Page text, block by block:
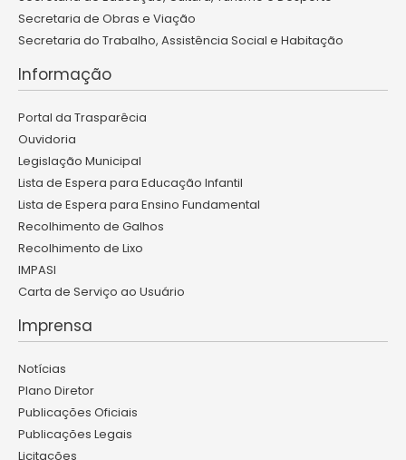
Secretaria de Obras e Viação
Secretaria do Trabalho, Assistência Social e Habitação
Informação
Portal da Trasparêcia
Ouvidoria
Legislação Municipal
Lista de Espera para Educação Infantil
Lista de Espera para Ensino Fundamental
Recolhimento de Galhos
Recolhimento de Lixo
IMPASI
Carta de Serviço ao Usuário
Imprensa
Notícias
Plano Diretor
Publicações Oficiais
Publicações Legais
Licitações